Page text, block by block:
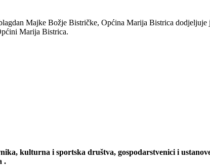
Majke Božje Bistričke, Općina Marija Bistrica
Marija Bistrica.
kulturna i sportska društva, gospodarstvenici i
.